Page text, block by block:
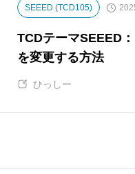
SEEED (TCD105)
TCDテーマSEEED
を変更する方法
ひっしー